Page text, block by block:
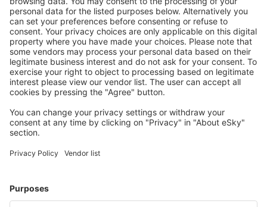
Ladda ner vår appför att enkelt planera
dina resor
Planera din resa
Billiga flyg
Weekendresor
Flyg+Hotell